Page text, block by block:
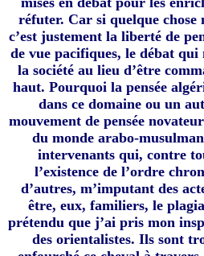
réfuter. Car si quelque chose
c’est justement la liberté de
de vue pacifiques, le débat qui
la société au lieu d’être
haut. Pourquoi la pensée
dans ce domaine ou un
mouvement de pensée
du monde arabo-
intervenants qui, contre
l’existence de l’ordre
d’autres, m’imputant des
être, eux, familiers, le
prétendu que j’ai pris mon
des orientalistes. Ils sont